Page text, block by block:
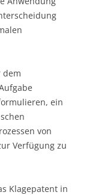
dem
ein
von
Verfügung zu
Klagepatent in